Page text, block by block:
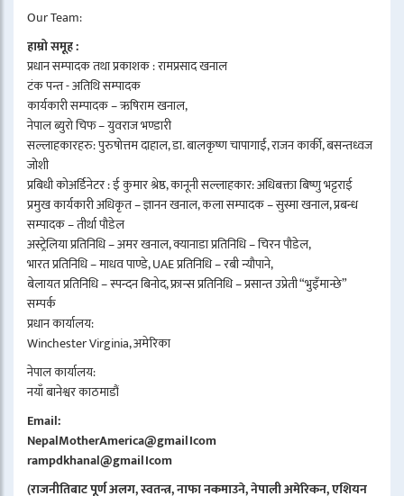
Our Team:
हाम्रो समूह :
प्रधान सम्पादक तथा प्रकाशक : रामप्रसाद खनाल
टंक पन्त - अतिथि सम्पादक
कार्यकारी सम्पादक – ऋषिराम खनाल,
नेपाल ब्युरो चिफ – युवराज भण्डारी
सल्लाहकारहरु: पुरुषोत्तम दाहाल, डा. बालकृष्ण चापागाईं, राजन कार्की, बसन्तध्वज
जोशी
प्रबिधी कोअर्डिनेटर : ई कुमार श्रेष्ठ, कानूनी सल्लाहकार: अधिबक्ता बिष्णु भट्टराई
प्रमुख कार्यकारी अधिकृत – ज्ञानन खनाल, कला सम्पादक – सुस्मा खनाल, प्रबन्ध
सम्पादक – तीर्था पौडेल
अस्ट्रेलिया प्रतिनिधि – अमर खनाल, क्यानाडा प्रतिनिधि – चिरन पौडेल,
भारत प्रतिनिधि – माधव पाण्डे, UAE प्रतिनिधि – रबी न्यौपाने,
बेलायत प्रतिनिधि – स्पन्दन बिनोद, फ्रान्स प्रतिनिधि – प्रसान्त उप्रेती “भुइँमान्छे”
सम्पर्क
प्रधान कार्यालय:
Winchester Virginia, अमेरिका
नेपाल कार्यालय:
नयाँ बानेश्वर काठमाडौं
Email:
NepalMotherAmerica@gmail।com
rampdkhanal@gmail।com
(राजनीतिबाट पूर्ण अलग, स्वतन्त्र, नाफा नकमाउने, नेपाली अमेरिकन, एशियन